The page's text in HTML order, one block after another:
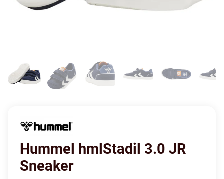
Hummel hmlStadil 3.0 JR
Sneaker